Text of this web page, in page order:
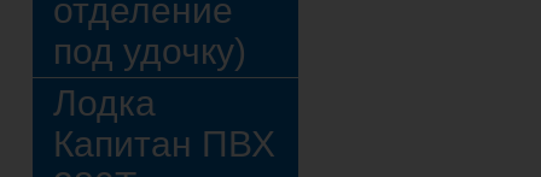
отделение
под удочку)
Лодка
Капитан ПВХ